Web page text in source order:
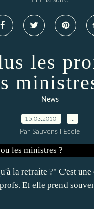
les
News
15.03.2010
Par Sauvons l'Ecole
la retraite ?" C'est
Et elle prend